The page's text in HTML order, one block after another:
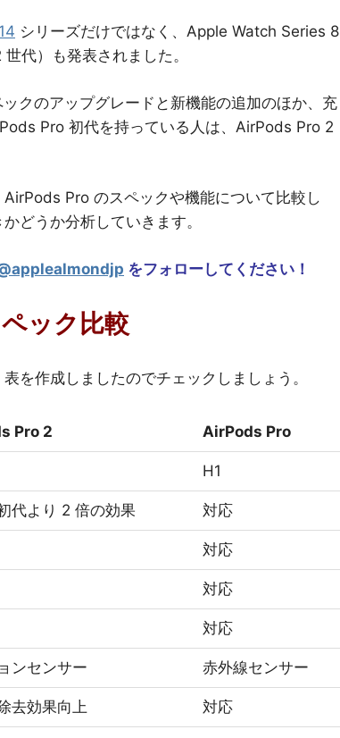
シリーズだけではなく、Apple Watch Series 8
代）も発表されました。
クのアップグレードと新機能の追加のほか、充
Pro 初代を持っている人は、AirPods Pro 2
Pro のスペックや機能について比較し
どうか分析していきます。
をフォローしてください！
ック比較
を作成しましたのでチェックしましょう。
Pro 2 AirPods Pro
H1
代より 2 倍の効果 対応
対応
対応
対応
ンセンサー 赤外線センサー
去効果向上 対応